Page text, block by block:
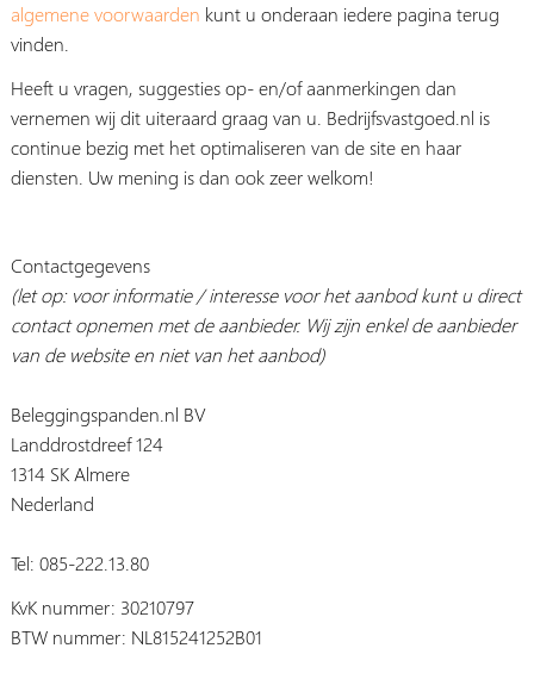
algemene voorwaarden kunt u onderaan iedere pagina terug
vinden.
Heeft u vragen, suggesties op- en/of aanmerkingen dan
vernemen wij dit uiteraard graag van u. Bedrijfsvastgoed.nl is
continue bezig met het optimaliseren van de site en haar
diensten. Uw mening is dan ook zeer welkom!
Contactgegevens
(let op: voor informatie / interesse voor het aanbod kunt u direct
contact opnemen met de aanbieder. Wij zijn enkel de aanbieder
van de website en niet van het aanbod)
Beleggingspanden.nl BV
Landdrostdreef 124
1314 SK Almere
Nederland
Tel: 085-222.13.80
KvK nummer: 30210797
BTW nummer: NL815241252B01